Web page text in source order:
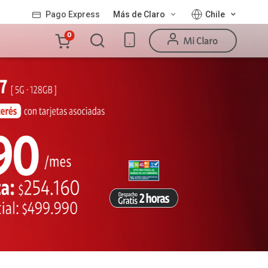
Pago Express Más de Claro Chile
Mi Claro
Carro
la
0